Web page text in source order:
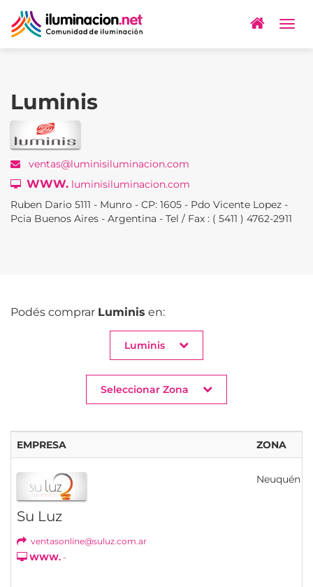
Luminis
ventas@luminisiluminacion.com
WWW. luminisiluminacion.com
Ruben Dario 5111 - Munro - CP: 1605 - Pdo Vicente Lopez -
Pcia Buenos Aires - Argentina - Tel / Fax : ( 5411 ) 4762-2911
Podés comprar Luminis en:
Luminis
Seleccionar Zona
EMPRESA ZONA
Su Luz
ventasonline@suluz.com.ar
WWW. -
Neuquén